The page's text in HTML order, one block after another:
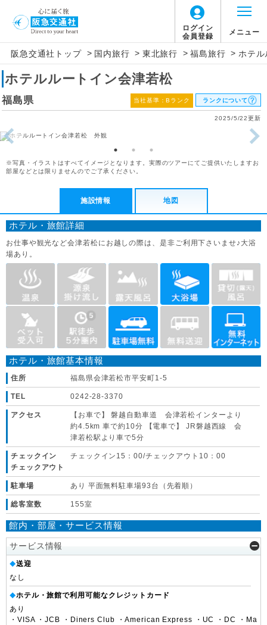
ログイン
会員登録
メニュー
阪急交通社トップ > 国内旅行 > 東北旅行 > 福島旅行 > ホテ
ホテルルートイン会津若松
福島県 当社基準：Bランク ランクについて
2025/5/22更新
※写真・イラストはすべてイメージとなります。実際のツアーにてご提供いたしますお
部屋などとは限りませんのでご了承ください。
施設情報 地図
ホテル・旅館詳細
お仕事や観光など会津若松にお越しの際は、是非ご利用下さいませ♪大浴
場あり。
ホテル・旅館基本情報
住所 福島県会津若松市平安町1-5
TEL 0242-28-3370
アクセス
【お車で】 磐越自動車道 会津若松インターより
約4.5km 車で約10分 【電車で】 JR磐越西線 会
津若松駅より車で5分
チェックイン
チェックアウト
チェックイン15：00/チェックアウト10：00
駐車場 あり 平面無料駐車場93台（先着順）
総客室数 155室
館内・部屋・サービス情報
サービス情報
◆送迎
なし
◆ホテル・旅館で利用可能なクレジットカード
あり
・VISA ・JCB ・Diners Club ・American Express ・UC ・DC ・Ma